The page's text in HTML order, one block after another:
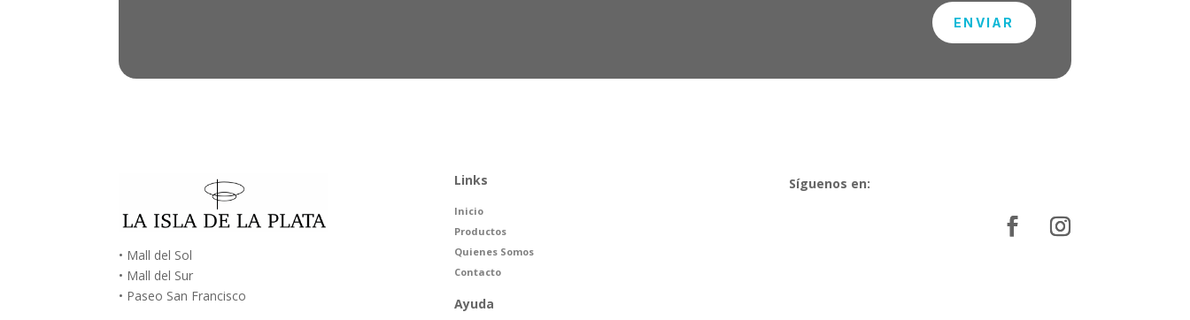
ENVIAR
• Mall del Sol
• Mall del Sur
• Paseo San Francisco
Links
Inicio
Productos
Quienes Somos
Contacto
Ayuda
Síguenos en: